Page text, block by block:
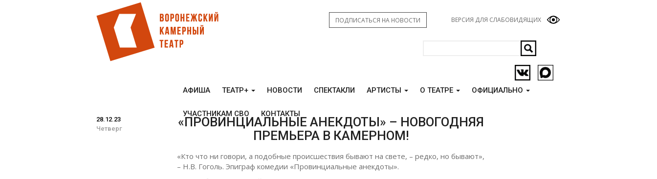
ВЕРСИЯ ДЛЯ СЛАБОВИДЯЩИХ
ПОДПИСАТЬСЯ НА НОВОСТИ
АФИША ТЕАТР+ НОВОСТИ СПЕКТАКЛИ АРТИСТЫ О ТЕАТРЕ ОФИЦИАЛЬНО
УЧАСТНИКАМ СВО КОНТАКТЫ
28.12.23
Четверг
«ПРОВИНЦИАЛЬНЫЕ АНЕКДОТЫ» – НОВОГОДНЯЯ
ПРЕМЬЕРА В КАМЕРНОМ!
«Кто что ни говори, а подобные происшествия бывают на свете, – редко, но бывают»,
– Н.В. Гоголь. Эпиграф комедии «Провинциальные анекдоты».